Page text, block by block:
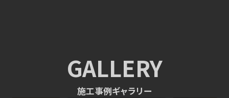
GALLERY
施工事例ギャラリー